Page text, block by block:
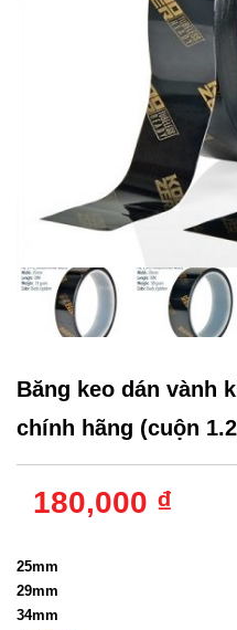
Băng keo dán vành
chính hãng (cuộn
180,000 ₫
25mm
29mm
34mm